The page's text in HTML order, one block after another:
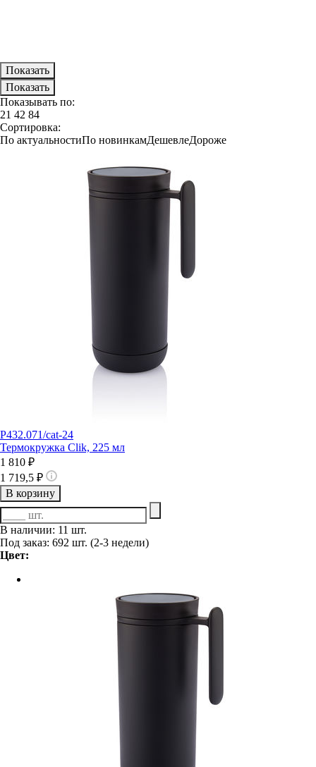
Показывать по:
21 42 84
Сортировка:
По актуальностиПо новинкамДешевлеДороже
P432.071/cat-24
Термокружка Clik, 225 мл
1 810 ₽
1 719,5 ₽
В корзину
В наличии: 11 шт.
Под заказ: 692 шт. (2-3 недели)
Цвет: